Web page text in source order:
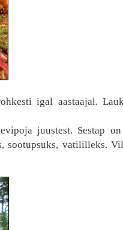
igal aastaajal.
juustest. Sestap
sootupsuks, vatililleks.